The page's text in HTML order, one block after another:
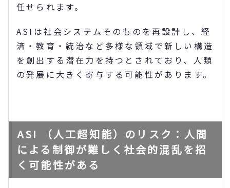
任せられます。
ASIは社会システムそのものを再設計し、経
済・教育・統治など多様な領域で新しい構造
を創出する潜在力を持つとされており、人類
の発展に大きく寄与する可能性があります。
ASI （人工超知能）のリスク：人間
による制御が難しく社会的混乱を招
く可能性がある